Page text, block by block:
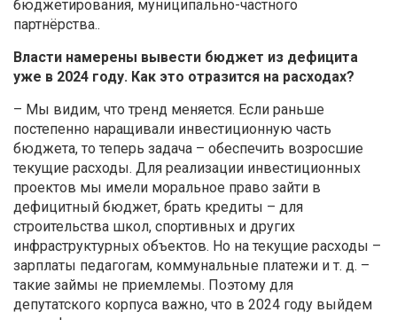
бюджетирования, муниципально-частного
партнёрства..
Власти намерены вывести бюджет из дефицита
уже в 2024 году. Как это отразится на расходах?
– Мы видим, что тренд меняется. Если раньше
постепенно наращивали инвестиционную часть
бюджета, то теперь задача – обеспечить возросшие
текущие расходы. Для реализации инвестиционных
проектов мы имели моральное право зайти в
дефицитный бюджет, брать кредиты – для
строительства школ, спортивных и других
инфраструктурных объектов. Но на текущие расходы –
зарплаты педагогам, коммунальные платежи и т. д. –
такие займы не приемлемы. Поэтому для
депутатского корпуса важно, что в 2024 году выйдем